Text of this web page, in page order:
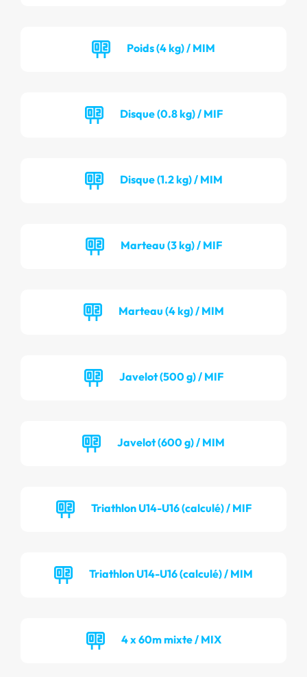
Poids (4 kg) / MIM
Disque (0.8 kg) / MIF
Disque (1.2 kg) / MIM
Marteau (3 kg) / MIF
Marteau (4 kg) / MIM
Javelot (500 g) / MIF
Javelot (600 g) / MIM
Triathlon U14-U16 (calculé) / MIF
Triathlon U14-U16 (calculé) / MIM
4 x 60m mixte / MIX